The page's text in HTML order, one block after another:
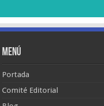
Menú
Portada
Comité Editorial